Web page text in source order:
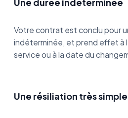
Votre contrat est conclu pour
indéterminée, et prend effet à
service ou à la date du
Une résiliation très simple